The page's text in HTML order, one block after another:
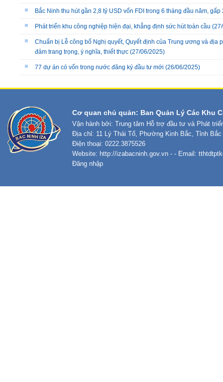
Bắc Ninh thu hút gần 2,8 tỷ USD vốn FDI trong 6 tháng đầu năm,
Phát triển khu công nghiệp hiện đại, khẳng định sức hút toàn cầu
Chuẩn bị Lễ công bố Nghị quyết, Quyết định của Trung ương và
đảm trang trọng, ý nghĩa, thiết thực (27/06/2025)
77 dự án có vốn trong nước đăng ký đầu tư mới (26/06/2025)
Cơ quan chủ quản: Ban Quản Lý Các Khu
Vận hành bởi: Trung tâm Hỗ trợ đầu tư và Phát
Địa chỉ: 11 Lý Thái Tổ, Phường Kinh Bắc, Tỉnh Bắc
Điện thoại: 0222.3875526
Website: http://izabacninh.gov.vn - - Email:
Đăng nhập